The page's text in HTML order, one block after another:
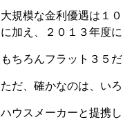
大規模な金利優遇は１
に加え、２０１３年度
もちろんフラット３５
ただ、確かなのは、い
ハウスメーカーと提携